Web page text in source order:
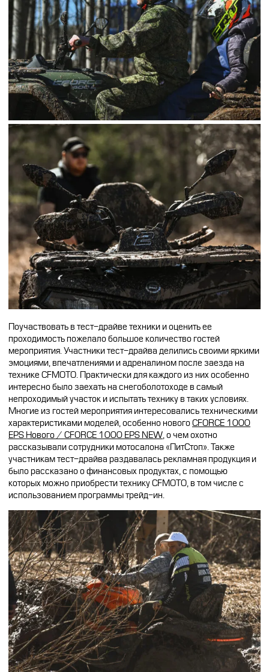
Поучаствовать в тест-драйве техники и оценить ее
проходимость пожелало большое количество гостей
мероприятия. Участники тест-драйва делились своими яркими
эмоциями, впечатлениями и адреналином после заезда на
технике CFMOTO. Практически для каждого из них особенно
интересно было заехать на снегоболотоходе в самый
непроходимый участок и испытать технику в таких условиях.
Многие из гостей мероприятия интересовались техническими
характеристиками моделей, особенно новогоCFORCE 1000
EPS Нового / CFORCE 1000 EPS NEW, о чем охотно
рассказывали сотрудники мотосалона «ПитСтоп». Также
участникам тест-драйва раздавалась рекламная продукция и
было рассказано о финансовых продуктах, с помощью
которых можно приобрести технику CFMOTO, в том числе с
использованием программы трейд-ин.